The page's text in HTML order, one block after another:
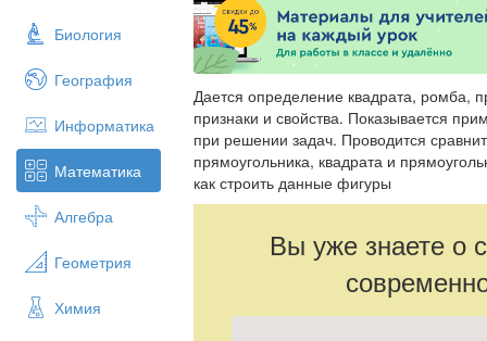
Биология
География
Информатика
Математика
Алгебра
Геометрия
Химия
Дается определение квадрата, ромба,
признаки и свойства. Показывается
при решении задач. Проводится
прямоугольника, квадрата и
как строить данные фигуры
Вы уже знаете о